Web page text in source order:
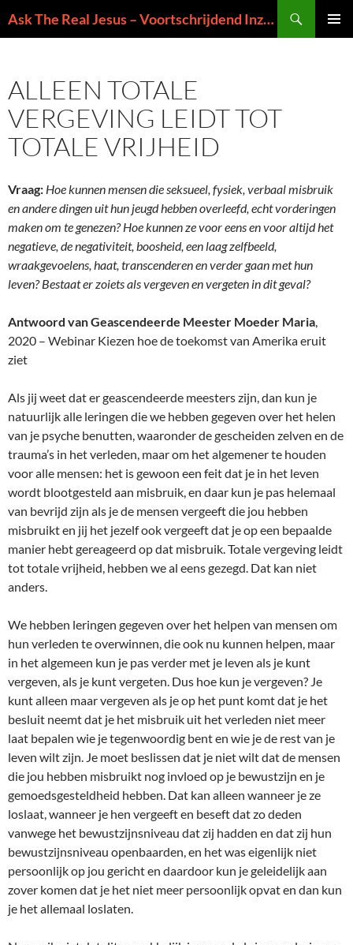
naar
Ask The Real Jesus – Voortschrijdend Inzicht in de Zin van het Leven
ALLEEN TOTALE
VERGEVING LEIDT TOT
TOTALE VRIJHEID
Vraag: Hoe kunnen mensen die seksueel, fysiek, verbaal misbruik
en andere dingen uit hun jeugd hebben overleefd, echt vorderingen
maken om te genezen? Hoe kunnen ze voor eens en voor altijd het
negatieve, de negativiteit, boosheid, een laag zelfbeeld,
wraakgevoelens, haat, transcenderen en verder gaan met hun
leven? Bestaat er zoiets als vergeven en vergeten in dit geval?
Antwoord van Geascendeerde Meester Moeder Maria,
2020 – Webinar Kiezen hoe de toekomst van Amerika eruit
ziet
Als jij weet dat er geascendeerde meesters zijn, dan kun je
natuurlijk alle leringen die we hebben gegeven over het helen
van je psyche benutten, waaronder de gescheiden zelven en de
trauma’s in het verleden, maar om het algemener te houden
voor alle mensen: het is gewoon een feit dat je in het leven
wordt blootgesteld aan misbruik, en daar kun je pas helemaal
van bevrijd zijn als je de mensen vergeeft die jou hebben
misbruikt en jij het jezelf ook vergeeft dat je op een bepaalde
manier hebt gereageerd op dat misbruik. Totale vergeving leidt
tot totale vrijheid, hebben we al eens gezegd. Dat kan niet
anders.
We hebben leringen gegeven over het helpen van mensen om
hun verleden te overwinnen, die ook nu kunnen helpen, maar
in het algemeen kun je pas verder met je leven als je kunt
vergeven, als je kunt vergeten. Dus hoe kun je vergeven? Je
kunt alleen maar vergeven als je op het punt komt dat je het
besluit neemt dat je het misbruik uit het verleden niet meer
laat bepalen wie je tegenwoordig bent en wie je de rest van je
leven wilt zijn. Je moet beslissen dat je niet wilt dat de mensen
die jou hebben misbruikt nog invloed op je bewustzijn en je
gemoedsgesteldheid hebben. Dat kan alleen wanneer je ze
loslaat, wanneer je hen vergeeft en beseft dat zo deden
vanwege het bewustzijnsniveau dat zij hadden en dat zij hun
bewustzijnsniveau openbaarden, en het was eigenlijk niet
persoonlijk op jou gericht en daardoor kun je geleidelijk aan
zover komen dat je het niet meer persoonlijk opvat en dan kun
je het allemaal loslaten.